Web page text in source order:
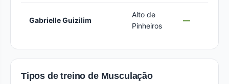
Gabrielle Guizilim
Alto de
Pinheiros
—
Tipos de treino de Musculação